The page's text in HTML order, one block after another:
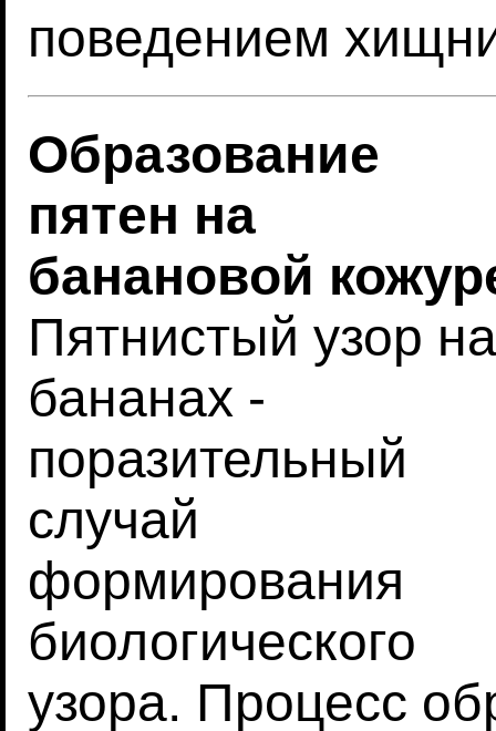
поведением
Образование
пятен на
банановой
Пятнистый узор на
бананах -
поразительный
случай
формирования
биологического
узора. Процесс